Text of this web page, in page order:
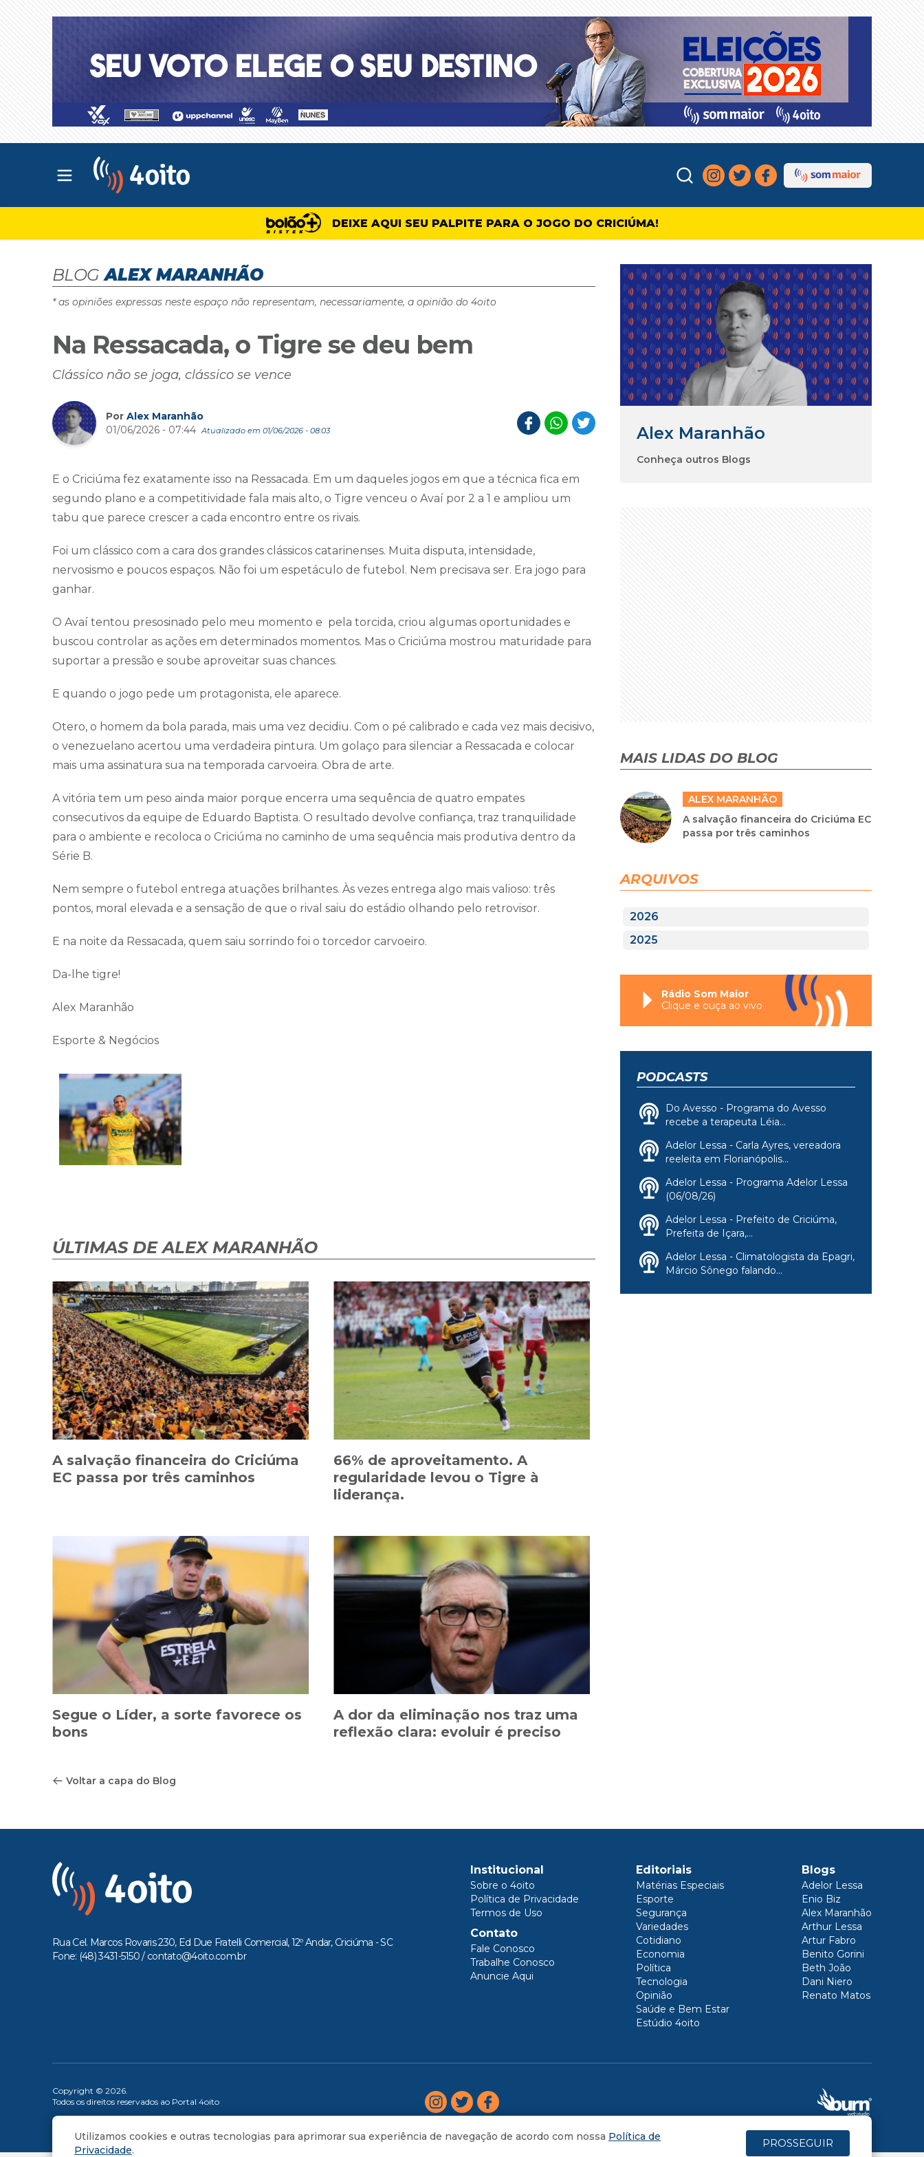
Abrir menu principal
DEIXE AQUI SEU PALPITE PARA O JOGO DO CRICIÚMA!
BLOG ALEX MARANHÃO
* as opiniões expressas neste espaço não representam, necessariamente, a opinião do 4oito
Na Ressacada, o Tigre se deu bem
Clássico não se joga, clássico se vence
Por Alex Maranhão
01/06/2026 - 07:44 Atualizado em 01/06/2026 - 08:03
E o Criciúma fez exatamente isso na Ressacada. Em um daqueles jogos em que a técnica fica em
segundo plano e a competitividade fala mais alto, o Tigre venceu o Avaí por 2 a 1 e ampliou um
tabu que parece crescer a cada encontro entre os rivais.
Foi um clássico com a cara dos grandes clássicos catarinenses. Muita disputa, intensidade,
nervosismo e poucos espaços. Não foi um espetáculo de futebol. Nem precisava ser. Era jogo para
ganhar.
O Avaí tentou presosinado pelo meu momento e pela torcida, criou algumas oportunidades e
buscou controlar as ações em determinados momentos. Mas o Criciúma mostrou maturidade para
suportar a pressão e soube aproveitar suas chances.
E quando o jogo pede um protagonista, ele aparece.
Otero, o homem da bola parada, mais uma vez decidiu. Com o pé calibrado e cada vez mais decisivo,
o venezuelano acertou uma verdadeira pintura. Um golaço para silenciar a Ressacada e colocar
mais uma assinatura sua na temporada carvoeira. Obra de arte.
A vitória tem um peso ainda maior porque encerra uma sequência de quatro empates
consecutivos da equipe de Eduardo Baptista. O resultado devolve confiança, traz tranquilidade
para o ambiente e recoloca o Criciúma no caminho de uma sequência mais produtiva dentro da
Série B.
Nem sempre o futebol entrega atuações brilhantes. Às vezes entrega algo mais valioso: três
pontos, moral elevada e a sensação de que o rival saiu do estádio olhando pelo retrovisor.
E na noite da Ressacada, quem saiu sorrindo foi o torcedor carvoeiro.
Da-lhe tigre!
Alex Maranhão
Esporte & Negócios
ÚLTIMAS DE ALEX MARANHÃO
A salvação financeira do Criciúma
EC passa por três caminhos
66% de aproveitamento. A
regularidade levou o Tigre à
liderança.
Segue o Líder, a sorte favorece os
bons
A dor da eliminação nos traz uma
reflexão clara: evoluir é preciso
Voltar a capa do Blog
Alex Maranhão
Conheça outros Blogs
MAIS LIDAS DO BLOG
ALEX MARANHÃO
A salvação financeira do Criciúma EC
passa por três caminhos
ARQUIVOS
2026
2025
Rádio Som Maior
Clique e ouça ao vivo
PODCASTS
Do Avesso - Programa do Avesso
recebe a terapeuta Léia...
Adelor Lessa - Carla Ayres, vereadora
reeleita em Florianópolis...
Adelor Lessa - Programa Adelor Lessa
(06/08/26)
Adelor Lessa - Prefeito de Criciúma,
Prefeita de Içara,...
Adelor Lessa - Climatologista da Epagri,
Márcio Sônego falando...
Rua Cel. Marcos Rovaris 230, Ed Due Fratelli Comercial, 12º Andar, Criciúma - SC
Fone: (48) 3431-5150 / contato@4oito.com.br
Institucional
Sobre o 4oito
Política de Privacidade
Termos de Uso
Contato
Fale Conosco
Trabalhe Conosco
Anuncie Aqui
Editoriais
Matérias Especiais
Esporte
Segurança
Variedades
Cotidiano
Economia
Política
Tecnologia
Opinião
Saúde e Bem Estar
Estúdio 4oito
Blogs
Adelor Lessa
Enio Biz
Alex Maranhão
Arthur Lessa
Artur Fabro
Benito Gorini
Beth João
Dani Niero
Renato Matos
Copyright © 2026.
Todos os direitos reservados ao Portal 4oito
Utilizamos cookies e outras tecnologias para aprimorar sua experiência de navegação de acordo com nossa Política de
Privacidade.
PROSSEGUIR